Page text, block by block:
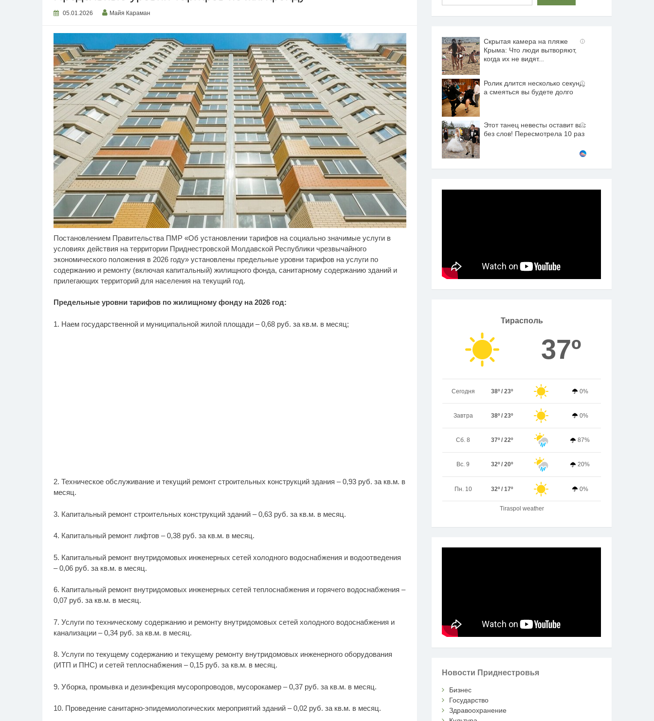
05.01.2026 Майя Караман
Постановлением Правительства ПМР «Об установлении тарифов на социально значимые услуги в
условиях действия на территории Приднестровской Молдавской Республики чрезвычайного
экономического положения в 2026 году» установлены предельные уровни тарифов на услуги по
содержанию и ремонту (включая капитальный) жилищного фонда, санитарному содержанию зданий и
прилегающих территорий для населения на текущий год.
Предельные уровни тарифов по жилищному фонду на 2026 год:
1. Наем государственной и муниципальной жилой площади – 0,68 руб. за кв.м. в месяц;
2. Техническое обслуживание и текущий ремонт строительных конструкций здания – 0,93 руб. за кв.м. в
месяц.
3. Капитальный ремонт строительных конструкций зданий – 0,63 руб. за кв.м. в месяц.
4. Капитальный ремонт лифтов – 0,38 руб. за кв.м. в месяц.
5. Капитальный ремонт внутридомовых инженерных сетей холодного водоснабжения и водоотведения
– 0,06 руб. за кв.м. в месяц.
6. Капитальный ремонт внутридомовых инженерных сетей теплоснабжения и горячего водоснабжения –
0,07 руб. за кв.м. в месяц.
7. Услуги по техническому содержанию и ремонту внутридомовых сетей холодного водоснабжения и
канализации – 0,34 руб. за кв.м. в месяц.
8. Услуги по текущему содержанию и текущему ремонту внутридомовых инженерного оборудования
(ИТП и ПНС) и сетей теплоснабжения – 0,15 руб. за кв.м. в месяц.
9. Уборка, промывка и дезинфекция мусоропроводов, мусорокамер – 0,37 руб. за кв.м. в месяц.
10. Проведение санитарно-эпидемиологических мероприятий зданий – 0,02 руб. за кв.м. в месяц.
i
Скрытая камера на пляже
Крыма: Что люди вытворяют,
когда их не видят...
i
Ролик длится несколько секунд,
а смеяться вы будете долго
i
Этот танец невесты оставит вас
без слов! Пересмотрела 10 раз
Тирасполь
37º
Сегодня 38º / 23º 0%
Завтра 38º / 23º 0%
Сб. 8 37º / 22º 87%
Вс. 9 32º / 20º 20%
Пн. 10 32º / 17º 0%
Tiraspol weather
Новости Приднестровья
Бизнес
Государство
Здравоохранение
i
Ролик длится пару
секунд, но вы будете в
шоке от увиденного
i
Ролик из Омска: вы
будете смеяться долго
Взломали Telegram
Собчак - вот что
нашлось в переписках